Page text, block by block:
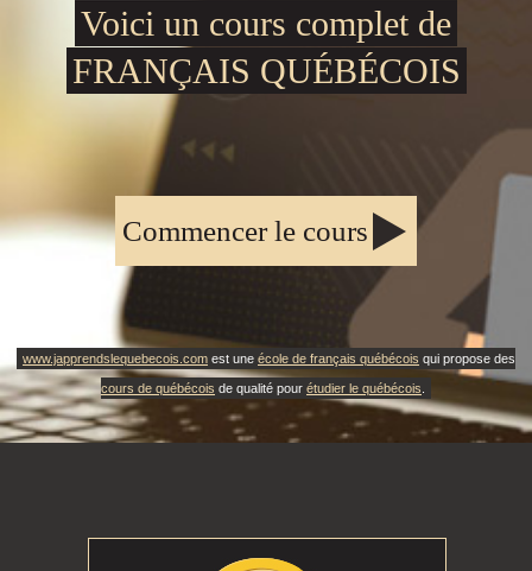
Voici un cours complet de
FRANÇAIS QUÉBÉCOIS
Commencer le cours
www.japprendslequebecois.com est une école de français québécois qui propose des
cours de québécois de qualité pour étudier le québécois